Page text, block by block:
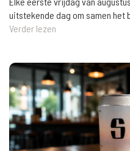
uitstekende dag om samen het
Verder lezen